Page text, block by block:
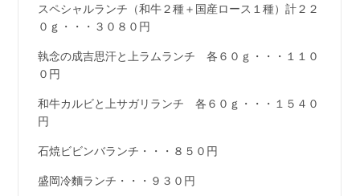
スペシャルランチ（和牛２種＋国産ロース１種）計２２
０ｇ・・・３０８０円
執念の成吉思汗と上ラムランチ 各６０ｇ・・・１１０
０円
和牛カルビと上サガリランチ 各６０ｇ・・・１５４０
円
石焼ビビンバランチ・・・８５０円
盛岡冷麵ランチ・・・９３０円